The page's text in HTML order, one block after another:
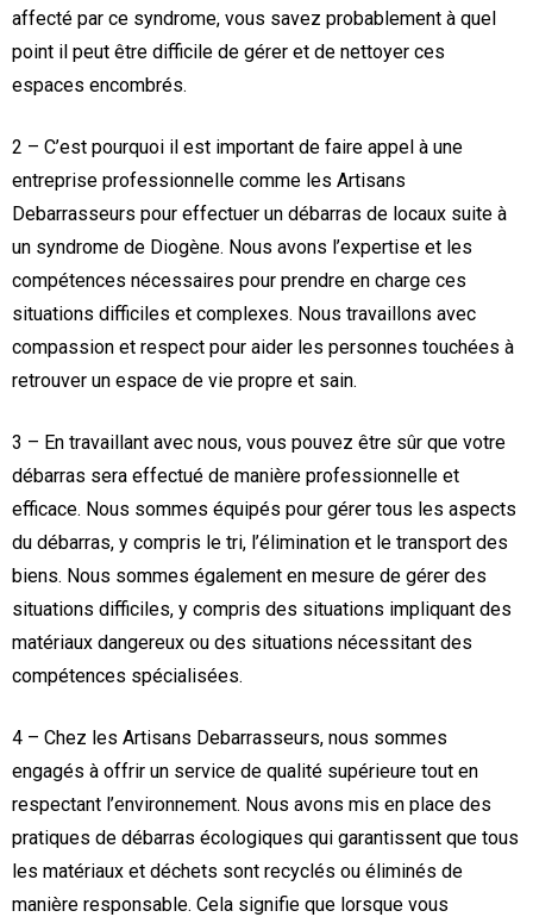
affecté par ce syndrome, vous savez probablement à quel
point il peut être difficile de gérer et de nettoyer ces
espaces encombrés.
2 – C’est pourquoi il est important de faire appel à une
entreprise professionnelle comme les Artisans
Debarrasseurs pour effectuer un débarras de locaux suite à
un syndrome de Diogène. Nous avons l’expertise et les
compétences nécessaires pour prendre en charge ces
situations difficiles et complexes. Nous travaillons avec
compassion et respect pour aider les personnes touchées à
retrouver un espace de vie propre et sain.
3 – En travaillant avec nous, vous pouvez être sûr que votre
débarras sera effectué de manière professionnelle et
efficace. Nous sommes équipés pour gérer tous les aspects
du débarras, y compris le tri, l’élimination et le transport des
biens. Nous sommes également en mesure de gérer des
situations difficiles, y compris des situations impliquant des
matériaux dangereux ou des situations nécessitant des
compétences spécialisées.
4 – Chez les Artisans Debarrasseurs, nous sommes
engagés à offrir un service de qualité supérieure tout en
respectant l’environnement. Nous avons mis en place des
pratiques de débarras écologiques qui garantissent que tous
les matériaux et déchets sont recyclés ou éliminés de
manière responsable. Cela signifie que lorsque vous